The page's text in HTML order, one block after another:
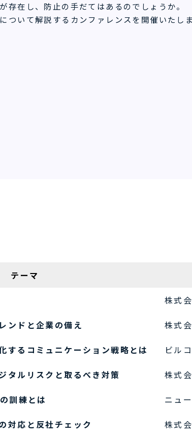
在し、防止の手だてはあるのでしょうか。
ついて解説するカンファレンスを開催いたし
テーマ
株式
ンドと企業の備え 株式
するコミュニケーション戦略とは ビル
タルリスクと取るべき対策 株式
訓練とは ニュ
対応と反社チェック 株式